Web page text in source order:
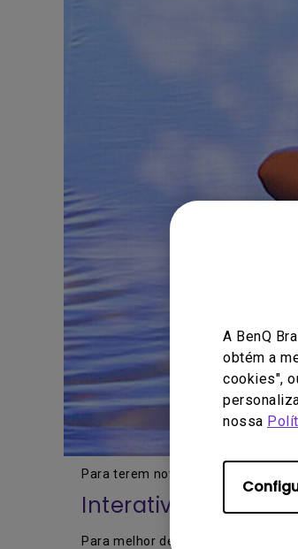
A BenQ
obtém a
cookies",
nossa
Para terem novas opções de
Interatividade em
Para melhor desempenho em